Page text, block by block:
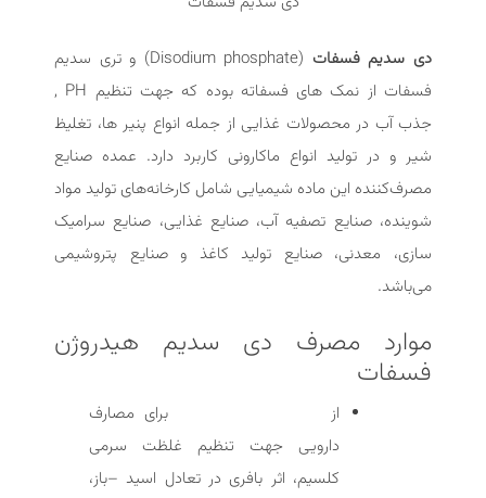
دی سدیم فسفات
(Disodium phosphate) و تری سدیم
فسفات از نمک های فسفاته بوده که جهت تنظیم PH ,
جذب آب در محصولات غذایی از جمله انواع پنیر ها، تغلیظ
شیر و در تولید انواع ماکارونی کاربرد دارد. عمده صنایع
مصرف‌کننده این ماده شیمیایی شامل کارخانه‌های تولید مواد
شوینده، صنایع تصفیه آب، صنایع غذایی، صنایع سرامیک
سازی، معدنی، صنایع تولید کاغذ و صنایع پتروشیمی
می‌باشد.
موارد مصرف دی سدیم هیدروژن
فسفات
از
برای مصارف
دارویی جهت تنظیم غلظت سرمی
کلسیم، اثر بافری در تعادل اسید –باز،